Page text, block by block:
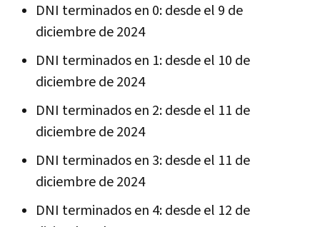
DNI terminados en 0: desde el 9 de
diciembre de 2024
DNI terminados en 1: desde el 10 de
diciembre de 2024
DNI terminados en 2: desde el 11 de
diciembre de 2024
DNI terminados en 3: desde el 11 de
diciembre de 2024
DNI terminados en 4: desde el 12 de